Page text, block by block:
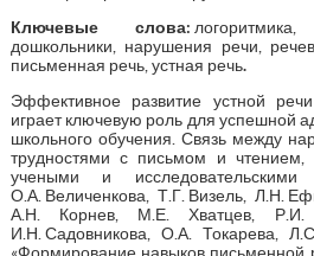
Ключевые слова:
дошкольники, нарушения речи,
письменная речь, устная речь.
Эффективное развитие устной
играет ключевую роль для успешной
школьного обучения. Связь между
трудностями с письмом и чтением,
учеными и
О.А. Величенкова, Т.Г. Визель, Л.Н.
А.Н. Корнев, М.Е. Хватцев, Р.И.
И.Н. Садовникова, О.А. Токарева,
«Формирование навыков письменной